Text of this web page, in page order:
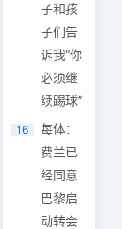
子和孩
子们告
诉我“你
必须继
续踢球”
16
每体：
费兰已
经同意
巴黎启
动转会